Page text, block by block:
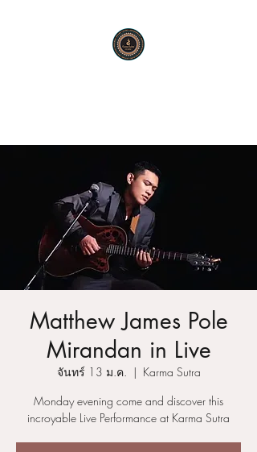
Matthew James Pole
Mirandan in Live
จันทร์ 13 ม.ค.
  |
Karma Sutra
Monday evening come and discover this
incroyable Live Performance at Karma Sutra